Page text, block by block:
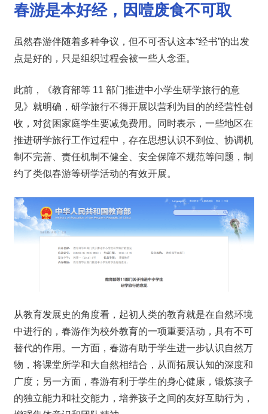
春游是本好经，因噎废食不可取
虽然春游伴随着多种争议，但不可否认这本“经书”的出发
点是好的，只是组织过程会被一些人念歪。
此前，《教育部等 11 部门推进中小学生研学旅行的意
见》就明确，研学旅行不得开展以营利为目的的经营性创
收，对贫困家庭学生要减免费用。同时表示，一些地区在
推进研学旅行工作过程中，存在思想认识不到位、协调机
制不完善、责任机制不健全、安全保障不规范等问题，制
约了类似春游等研学活动的有效开展。
从教育发展史的角度看，起初人类的教育就是在自然环境
中进行的，春游作为校外教育的一项重要活动，具有不可
替代的作用。一方面，春游有助于学生进一步认识自然万
物，将课堂所学和大自然相结合，从而拓展认知的深度和
广度；另一方面，春游有利于学生的身心健康，锻炼孩子
的独立能力和社交能力，培养孩子之间的友好互助行为，